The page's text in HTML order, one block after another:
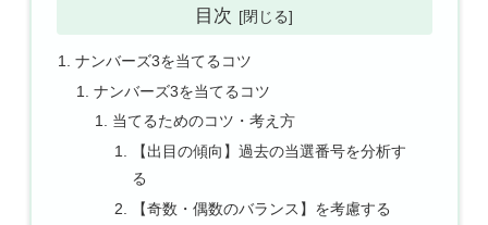
目次
ナンバーズ3を当てるコツ
ナンバーズ3を当てるコツ
当てるためのコツ・考え方
【出目の傾向】過去の当選番号を分析す
る
【奇数・偶数のバランス】を考慮する